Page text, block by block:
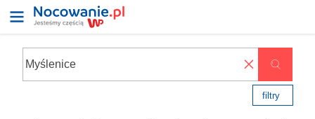
✖
filtry